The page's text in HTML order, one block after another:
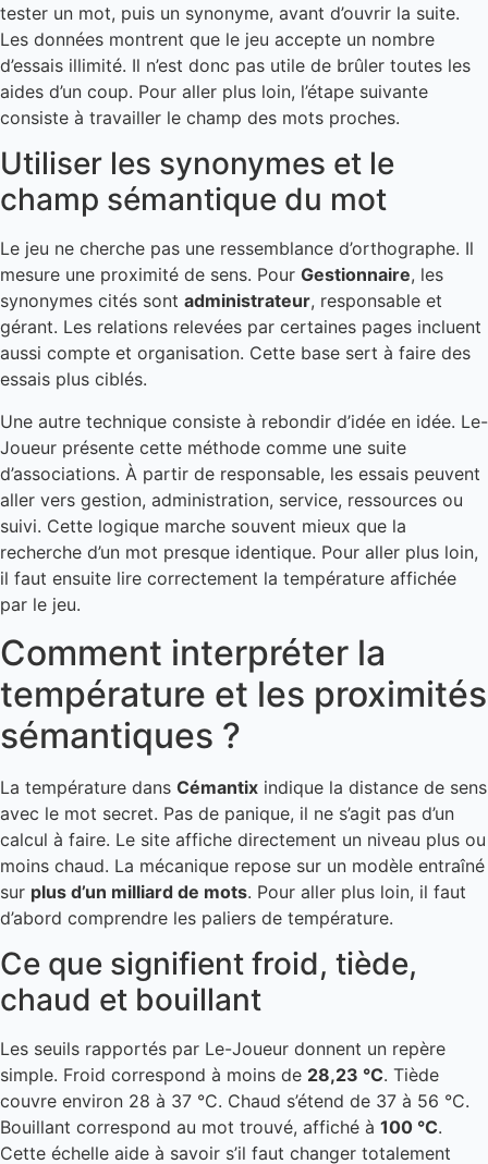
tester un mot, puis un synonyme, avant d’ouvrir la suite.
Les données montrent que le jeu accepte un nombre
d’essais illimité. Il n’est donc pas utile de brûler toutes les
aides d’un coup. Pour aller plus loin, l’étape suivante
consiste à travailler le champ des mots proches.
Utiliser les synonymes et le
champ sémantique du mot
Le jeu ne cherche pas une ressemblance d’orthographe. Il
mesure une proximité de sens. Pour Gestionnaire, les
synonymes cités sont administrateur, responsable et
gérant. Les relations relevées par certaines pages incluent
aussi compte et organisation. Cette base sert à faire des
essais plus ciblés.
Une autre technique consiste à rebondir d’idée en idée. Le-
Joueur présente cette méthode comme une suite
d’associations. À partir de responsable, les essais peuvent
aller vers gestion, administration, service, ressources ou
suivi. Cette logique marche souvent mieux que la
recherche d’un mot presque identique. Pour aller plus loin,
il faut ensuite lire correctement la température affichée
par le jeu.
Comment interpréter la
température et les proximités
sémantiques ?
La température dans Cémantix indique la distance de sens
avec le mot secret. Pas de panique, il ne s’agit pas d’un
calcul à faire. Le site affiche directement un niveau plus ou
moins chaud. La mécanique repose sur un modèle entraîné
sur plus d’un milliard de mots. Pour aller plus loin, il faut
d’abord comprendre les paliers de température.
Ce que signifient froid, tiède,
chaud et bouillant
Les seuils rapportés par Le-Joueur donnent un repère
simple. Froid correspond à moins de 28,23 °C. Tiède
couvre environ 28 à 37 °C. Chaud s’étend de 37 à 56 °C.
Bouillant correspond au mot trouvé, affiché à 100 °C.
Cette échelle aide à savoir s’il faut changer totalement